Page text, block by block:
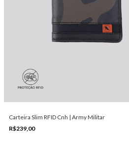
Carteira Slim RFID Cnh | Army Militar
R$239,00